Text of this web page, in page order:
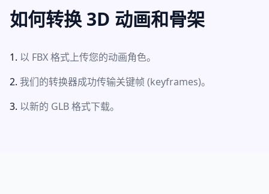
如何转换 3D 动画和骨架
以 FBX 格式上传您的动画角色。
我们的转换器成功传输关键帧 (keyframes)。
以新的 GLB 格式下载。